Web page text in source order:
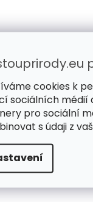
cookies k
sociálních médií
pro sociální
s údaji z